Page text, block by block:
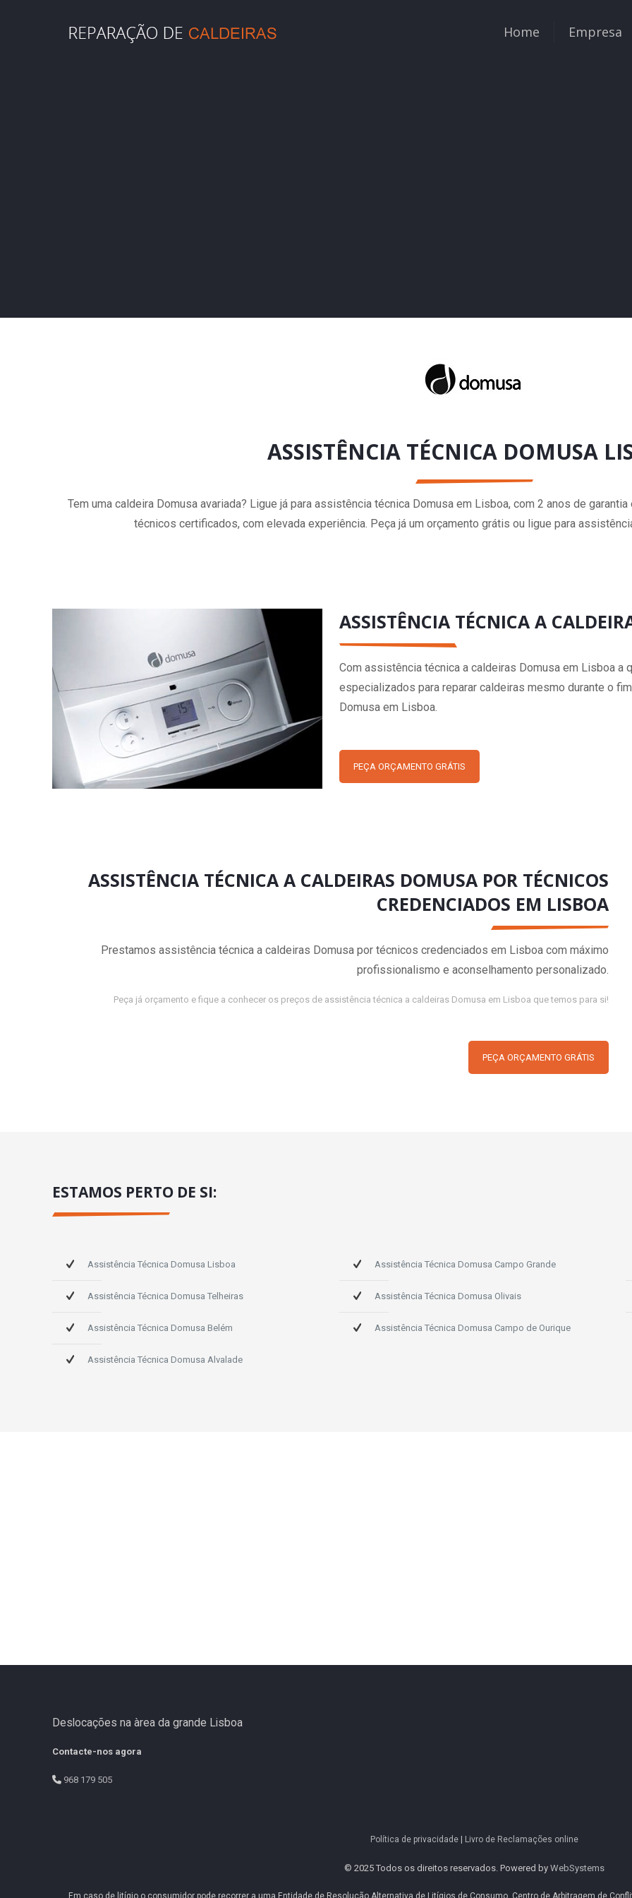
Home Empresa
ASSISTÊNCIA TÉCNICA DOMUSA
Tem uma caldeira Domusa avariada? Ligue já para assistência técnica Domusa em Lisboa, com 2 anos de
técnicos certificados, com elevada experiência. Peça já um orçamento grátis ou ligue para
ASSISTÊNCIA TÉCNICA A
Com assistência técnica a caldeiras Domusa em Lisboa a
especializados para reparar caldeiras mesmo durante o
Domusa em Lisboa.
PEÇA ORÇAMENTO GRÁTIS
ASSISTÊNCIA TÉCNICA A CALDEIRAS DOMUSA POR TÉCNICOS
CREDENCIADOS EM LISBOA
Prestamos assistência técnica a caldeiras Domusa por técnicos credenciados em Lisboa com máximo
profissionalismo e aconselhamento personalizado.
Peça já orçamento e fique a conhecer os preços de assistência técnica a caldeiras Domusa em Lisboa que temos para si!
PEÇA ORÇAMENTO GRÁTIS
ESTAMOS PERTO DE SI:
Assistência Técnica Domusa Lisboa
Assistência Técnica Domusa Telheiras
Assistência Técnica Domusa Belém
Assistência Técnica Domusa Alvalade
Assistência Técnica Domusa Campo Grande
Assistência Técnica Domusa Olivais
Assistência Técnica Domusa Campo de Ourique
Deslocações na àrea da grande Lisboa
Contacte-nos agora
968 179 505
Política de privacidade| Livro de Reclamações online
© 2025 Todos os direitos reservados. Powered by WebSystems
Em caso de litígio o consumidor pode recorrer a uma Entidade de Resolução Alternativa de Litígios de Consumo. Centro de Arbitragem de